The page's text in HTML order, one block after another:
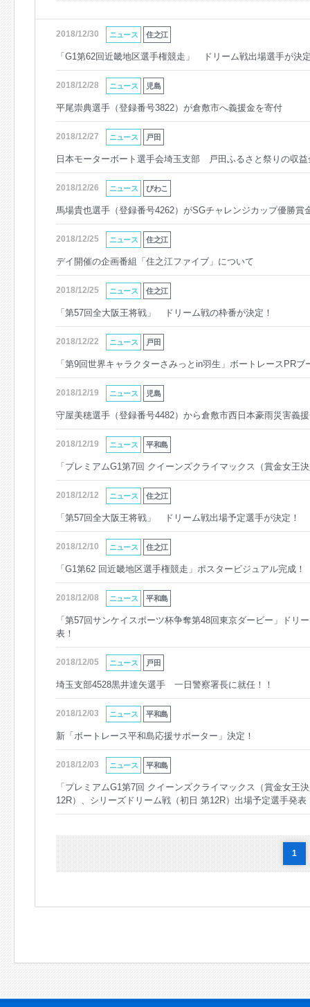
2018/12/30 ニュース 住之江
「G1第62回近畿地区選手権競走」 ドリーム戦出場選手が決
2018/12/28 ニュース 児島
平尾崇典選手（登録番号3822）が倉敷市へ義援金を寄付
2018/12/27 ニュース 戸田
日本モーターボート選手会埼玉支部 戸田ふるさと祭りの収
2018/12/26 ニュース びわこ
馬場貴也選手（登録番号4262）がSGチャレンジカップ優勝賞
2018/12/25 ニュース 住之江
デイ開催の企画番組「住之江ファイブ」について
2018/12/25 ニュース 住之江
「第57回全大阪王将戦」 ドリーム戦の枠番が決定！
2018/12/22 ニュース 戸田
「第9回世界キャラクターさみっとin羽生」ボートレースPRブ
2018/12/19 ニュース 児島
守屋美穂選手（登録番号4482）から倉敷市西日本豪雨災害義
2018/12/19 ニュース 平和島
「プレミアムG1第7回 クイーンズクライマックス（賞金女王
2018/12/12 ニュース 住之江
「第57回全大阪王将戦」 ドリーム戦出場予定選手が決定！
2018/12/10 ニュース 住之江
「G1第62 回近畿地区選手権競走」ポスタービジュアル完成！
2018/12/08 ニュース 平和島
「第57回サンケイスポーツ杯争奪第48回東京ダービー」ドリ
表！
2018/12/05 ニュース 戸田
埼玉支部4528黒井達矢選手 一日警察署長に就任！！
2018/12/03 ニュース 平和島
新「ボートレース平和島応援サポーター」決定！
2018/12/03 ニュース 平和島
「プレミアムG1第7回 クイーンズクライマックス（賞金女王
12R）、シリーズドリーム戦（初日 第12R）出場予定選手発表
1